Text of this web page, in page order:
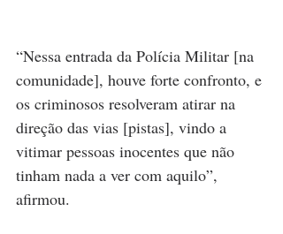
“Nessa entrada da Polícia Militar [na
comunidade], houve forte confronto, e
os criminosos resolveram atirar na
direção das vias [pistas], vindo a
vitimar pessoas inocentes que não
tinham nada a ver com aquilo”,
afirmou.